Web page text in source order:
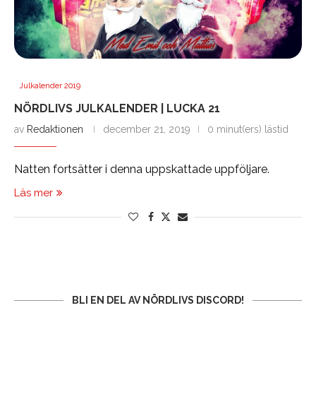
Julkalender 2019
NÖRDLIVS JULKALENDER | LUCKA 21
av Redaktionen december 21, 2019 0 minut(ers) lästid
Natten fortsätter i denna uppskattade uppföljare.
Läs mer
BLI EN DEL AV NÖRDLIVS DISCORD!